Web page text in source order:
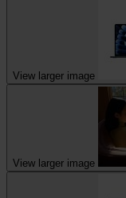
View larger image
View larger image